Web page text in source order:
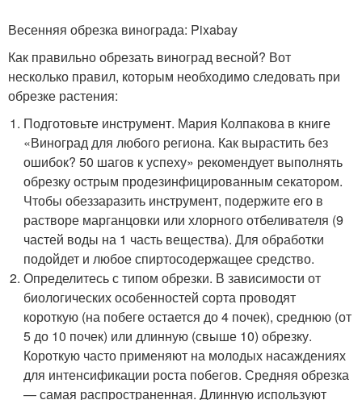
Весенняя обрезка винограда: Pixabay
Как правильно обрезать виноград весной? Вот
несколько правил, которым необходимо следовать при
обрезке растения:
Подготовьте инструмент. Мария Колпакова в книге
«Виноград для любого региона. Как вырастить без
ошибок? 50 шагов к успеху» рекомендует выполнять
обрезку острым продезинфицированным секатором.
Чтобы обеззаразить инструмент, подержите его в
растворе марганцовки или хлорного отбеливателя (9
частей воды на 1 часть вещества). Для обработки
подойдет и любое спиртосодержащее средство.
Определитесь с типом обрезки. В зависимости от
биологических особенностей сорта проводят
короткую (на побеге остается до 4 почек), среднюю (от
5 до 10 почек) или длинную (свыше 10) обрезку.
Короткую часто применяют на молодых насаждениях
для интенсификации роста побегов. Средняя обрезка
— самая распространенная. Длинную используют